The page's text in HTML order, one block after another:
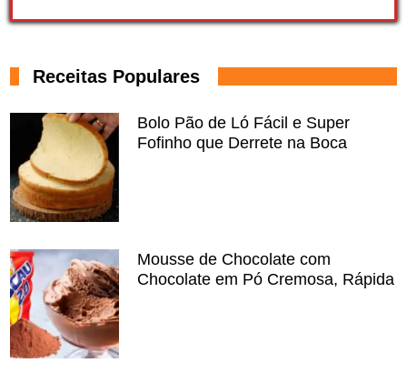
Receitas Populares
Bolo Pão de Ló Fácil e Super
Fofinho que Derrete na Boca
Mousse de Chocolate com
Chocolate em Pó Cremosa, Rápida